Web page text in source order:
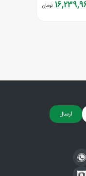
تومان
ارسال